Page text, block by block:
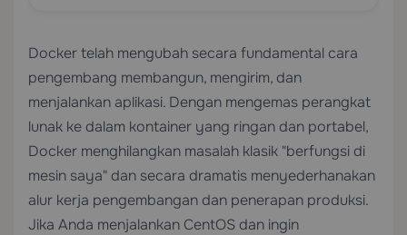
Docker telah mengubah secara fundamental cara
pengembang membangun, mengirim, dan
menjalankan aplikasi. Dengan mengemas perangkat
lunak ke dalam kontainer yang ringan dan portabel,
Docker menghilangkan masalah klasik "berfungsi di
mesin saya" dan secara dramatis menyederhanakan
alur kerja pengembangan dan penerapan produksi.
Jika Anda menjalankan CentOS dan ingin